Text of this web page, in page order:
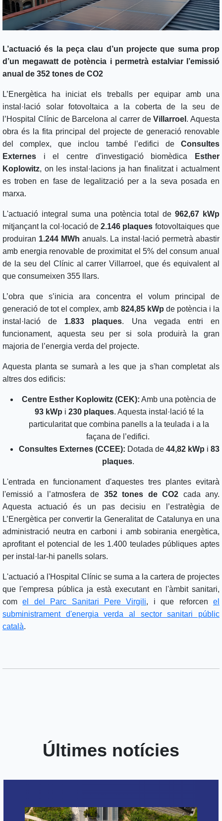
L’actuació és la peça clau d’un projecte que suma prop
d’un megawatt de potència i permetrà estalviar l’emissió
anual de 352 tones de CO2
L’Energètica ha iniciat els treballs per equipar amb una
instal·lació solar fotovoltaica a la coberta de la seu de
l’Hospital Clínic de Barcelona al carrer deVillarroel . Aquesta
obra és la fita principal del projecte de generació renovable
del complex, que inclou també l’edifici de Consultes
Externes i el centre d'investigació biomèdica
Esther
Koplowitz, on les instal·lacions ja han finalitzat i actualment
es troben en fase de legalització per a la seva posada en
marxa.
L'actuació integral suma una potència total de962,67 kWp
mitjançant la col·locació de2.146 plaques fotovoltaiques que
produiran 1.244 MWh anuals. La instal·lació permetrà abastir
amb energia renovable de proximitat el 5% del consum anual
de la seu del Clínic al carrer Villarroel, que és equivalent al
que consumeixen 355 llars.
L’obra que s’inicia ara concentra el volum principal de
generació de tot el complex, amb 824,85 kWp de potència i la
instal·lació de 1.833 plaques. Una vegada entri en
funcionament, aquesta seu per si sola produirà la gran
majoria de l’energia verda del projecte.
Aquesta planta se sumarà a les que ja s'han completat als
altres dos edificis:
Centre Esther Koplowitz (CEK): Amb una potència de
93 kWp i 230 plaques. Aquesta instal·lació té la
particularitat que combina panells a la teulada i a la
façana de l’edifici.
Consultes Externes (CCEE): Dotada de 44,82 kWp i 83
plaques.
L'entrada en funcionament d'aquestes tres plantes evitarà
l'emissió a l’atmosfera de 352 tones de CO2 cada any.
Aquesta actuació és un pas decisiu en l’estratègia de
L’Energètica per convertir la Generalitat de Catalunya en una
administració neutra en carboni i amb sobirania energètica,
aprofitant el potencial de les 1.400 teulades públiques aptes
per instal·lar-hi panells solars.
L'actuació a l'Hospital Clínic se suma a la cartera de projectes
que l'empresa pública ja està executant en l'àmbit sanitari,
comel del Parc Sanitari Pere Virgili, i que reforcenel
subministrament d'energia verda al sector sanitari públic
català.
Últimes notícies